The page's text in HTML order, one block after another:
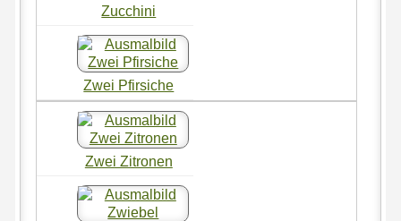
Zucchini
Zwei Pfirsiche
Zwei Zitronen